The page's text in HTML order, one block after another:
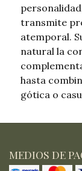
transmite
atemporal.
natural la
hasta
gótica o
MEDIOS DE